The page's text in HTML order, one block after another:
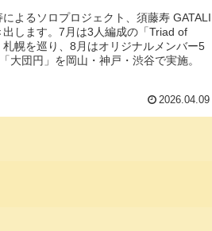
よるソロプロジェクト、須藤寿 GATALI
します。7月は3人編成の「Triad of
幌を巡り、8月はオリジナルメンバー5
大団円」を岡山・神戸・渋谷で実施。
2026.04.09